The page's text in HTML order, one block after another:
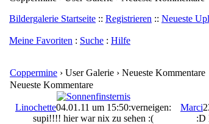
Bildergalerie Startseite :: Registrieren :: Neueste
Meine Favoriten : Suche : Hilfe
Coppermine › User Galerie › Neueste Kommentare
Neueste Kommentare
Linochette04.01.11 um 15:50:verneigen:
supi!!!! hier war nix zu sehen :(
Marci
:D